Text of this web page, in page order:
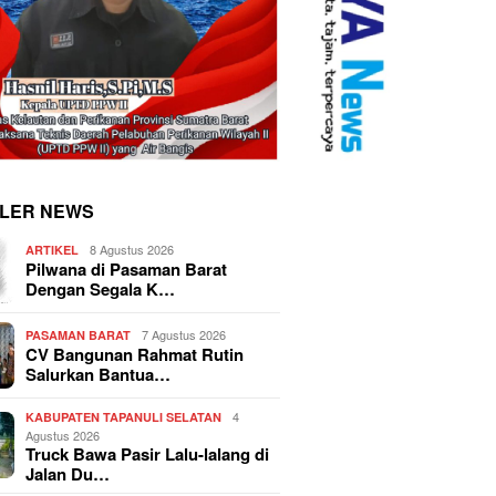
NEWS
ARTIKEL 8 Agustus 2026
Pilwana di Pasaman Barat
Dengan Segala K…
PASAMAN BARAT 7 Agustus 2026
CV Bangunan Rahmat Rutin
Salurkan Bantua…
KABUPATEN TAPANULI SELATAN
4
Agustus 2026
Truck Bawa Pasir Lalu-lalang di
Jalan Du…